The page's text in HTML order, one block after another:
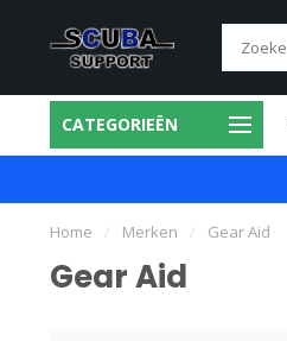
CATEGORIEËN
producten
Home / Merken / Gear Aid
Gear Aid